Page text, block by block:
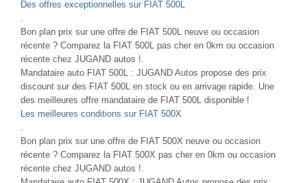
Des offres exceptionnelles sur FIAT 500L
.
Bon plan prix sur une offre de FIAT 500L neuve ou occasion
récente ? Comparez la FIAT 500L pas cher en 0km ou occasion
récente chez JUGAND autos !.
Mandataire auto FIAT 500L : JUGAND Autos propose des prix
discount sur des FIAT 500L en stock ou en arrivage rapide. Une
des meilleures offre mandataire de FIAT 500L disponible !
Les meilleures conditions sur FIAT 500X
.
Bon plan prix sur une offre de FIAT 500X neuve ou occasion
récente ? Comparez la FIAT 500X pas cher en 0km ou occasion
récente chez JUGAND autos !.